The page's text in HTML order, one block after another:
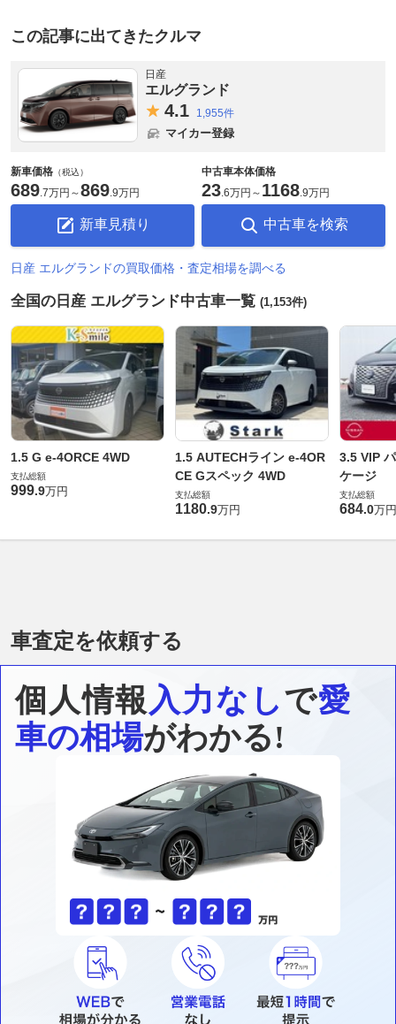
この記事に出てきたクルマ
日産
エルグランド
4.1 1,955件
マイカー登録
新車価格 （税込）
689.7万円 ～869.9万円
新車見積り
中古車本体価格
23.6万円 ～ 1168.9万円
中古車を検索
日産 エルグランドの買取価格・査定相場を調べる
全国の日産 エルグランド中古車一覧 (1,153件)
1.5 G e-4ORCE 4WD
支払総額
999.9万円
1.5 AUTECHライン e-4OR
CE Gスペック 4WD
支払総額
1180.9万円
3.5 VIP
ケージ
支払総額
684.0万円
車査定を依頼する
個人情報入力なしで愛
車の相場がわかる!